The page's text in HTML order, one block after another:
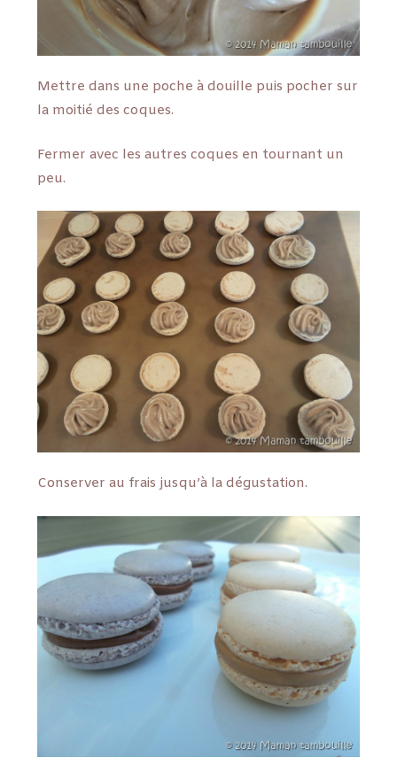
Mettre dans une poche à douille puis pocher sur
la moitié des coques.
Fermer avec les autres coques en tournant un
peu.
Conserver au frais jusqu’à la dégustation.